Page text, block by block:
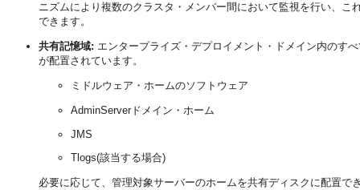
ニズムにより複数のクラスタ・メンバー間において監視を行い、
できます。
共有記憶域: エンタープライズ・デプロイメント・ドメイン内のす
が配置されています。
ミドルウェア・ホームのソフトウェア
AdminServerドメイン・ホーム
JMS
Tlogs(該当する場合)
必要に応じて、管理対象サーバーのホームを共有ディスクに配置